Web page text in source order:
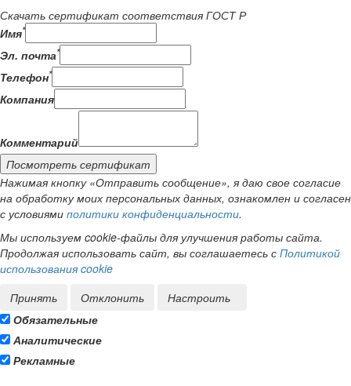
Скачать сертификат соответствия ГОСТ Р
Имя*
Эл. почта*
Телефон*
Компания
Комментарий
Посмотреть сертификат
Нажимая кнопку «Отправить сообщение», я даю свое согласие
на обработку моих персональных данных, ознакомлен и согласен
с условиями политики конфиденциальности.
Мы используем cookie-файлы для улучшения работы сайта.
Продолжая использовать сайт, вы соглашаетесь с Политикой
использования cookie
Принять
Отклонить
Настроить
Обязательные
Аналитические
Рекламные